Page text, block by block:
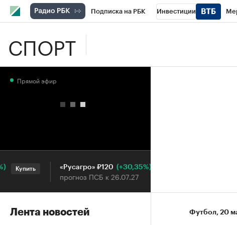
Подписка на РБК Инвестиции
СПОРТ
Футбол⁠, 20
Прямой эфир
Купить «Русагро» ₽120 (+30,35%)
прогноз ПСБ к 26.07.27
Купить
Лента новостей